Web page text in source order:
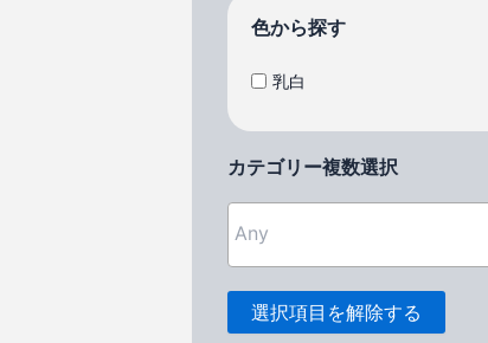
色から探す
乳白
カテゴリー複数選択
選択項目を解除する